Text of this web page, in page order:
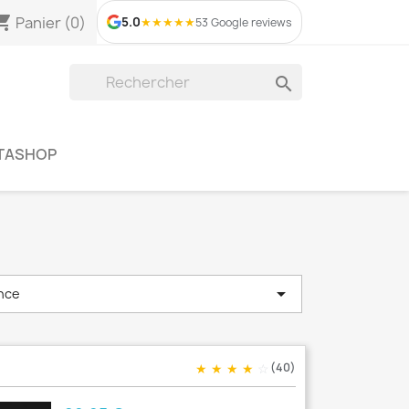
Panier (0) 5.0★★★★★53 Google reviews


★ ★ ★ ★ (40)